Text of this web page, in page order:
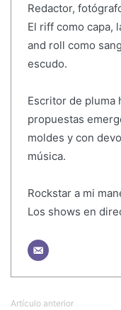
Redactor,
El riff como capa,
and roll como
escudo.
Escritor de pluma
propuestas
moldes y con
música.
Rockstar a mi
Los shows en
Artículo anterior